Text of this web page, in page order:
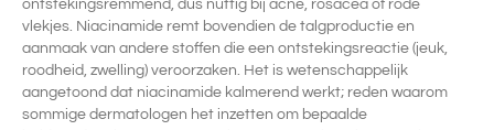
ontstekingsremmend, dus nuttig bij acne, rosacea of rode
vlekjes. Niacinamide remt bovendien de talgproductie en
aanmaak van andere stoffen die een ontstekingsreactie (jeuk,
roodheid, zwelling) veroorzaken. Het is wetenschappelijk
aangetoond dat niacinamide kalmerend werkt; reden waarom
sommige dermatologen het inzetten om bepaalde